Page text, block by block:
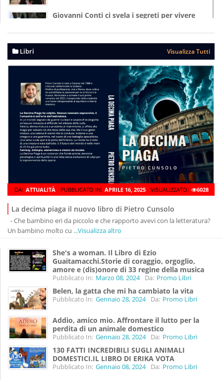
Giovanni Conti ci svela i segreti per vivere
Pubblicato In: Agosto 07, 2025 Da: Girovagando
Libri Visualizza Tutti
DA: ATTUALITÀ PUBBLICATO IN: APRILE 16, 2025 VISUALIZZATO: 6028
La decima piaga il nuovo libro di Pietro Cunsolo
- Che bambino eri da piccolo e che rapporto avevi con la letteratura?
Un bambino molto cu ...Visualizza altro
She's a woman. Il Libro di Ezio
Guaitamacchi.Storie di coraggio, orgoglio,
amore e (dis)onore di 33 regine della musica
Pubblicato In: Marzo 08, 2024 Da: Promo Libri
Belen, la gatta che mi ha cambiato la vita
Pubblicato In: Gennaio 28, 2024 Da: Promo Libri
Addio, amico mio. Affrontare il lutto per la
perdita di un animale domestico
Pubblicato In: Gennaio 28, 2024 Da: Promo Libri
130 FATTI INCREDIBILI SUGLI ANIMALI
DOMESTICI.IL LIBRO DI ERIKA VOTA
Pubblicato In: Gennaio 08, 2024 Da: Promo Libri